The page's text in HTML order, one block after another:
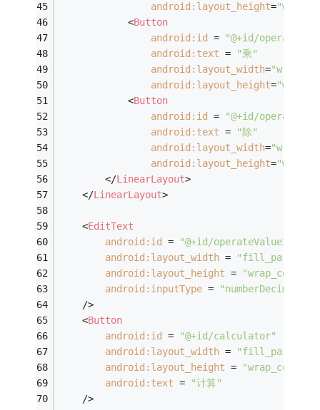
android:layout_height=
<Button
android:id
=
"@+id/
android:text =
"乘"
android:layout_width=
android:layout_height=
<Button
android:id
=
"@+id/
android:text =
"除"
android:layout_width=
android:layout_height=
</LinearLayout>
</LinearLayout>
<EditText
android:id
=
"@+id/operateValue2"
android:layout_width =
"fill_parent"
android:layout_height =
android:inputType =
"numberDecimal"
    />
<Button
android:id
=
"@+id/calculator"
android:layout_width =
"fill_parent"
android:layout_height =
android:text =
"计算"
    />